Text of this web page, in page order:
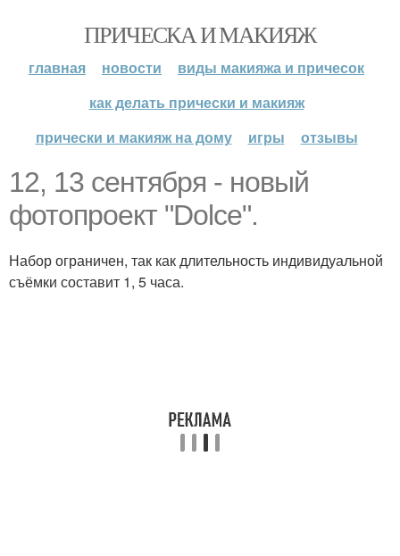
ПРИЧЕСКА И МАКИЯЖ
главная новости
виды макияжа и причесок
как делать прически и макияж
прически и макияж на дому
игры отзывы
12, 13 сентября - новый
фотопроект "Dolce".
Набор ограничен, так как длительность индивидуальной
съёмки составит 1, 5 часа.